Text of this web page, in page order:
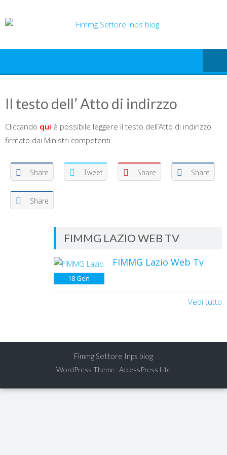
to
Il testo dell’ Atto di indirzzo
Cliccando qui è possibile leggere il testo dell’Atto di indirizzo
firmato dai Ministri competenti.
Share Tweet Share Share
Share
FIMMG LAZIO WEB TV
18Gen
FIMMG Lazio Web Tv
Vedi tutto
Fimmg Settore Inps blog
WordPress Theme :AccessPress Lite